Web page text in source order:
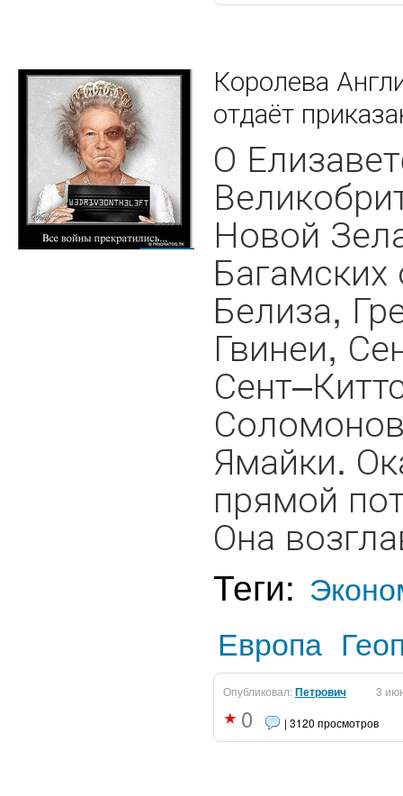
Королева
отдаёт
О
Новой
Белиза,
Гвинеи,
Ямайки.
прямой
Она
Теги:
Европа
Опубликовал:Петрович 3
0 | 3120 просмотров